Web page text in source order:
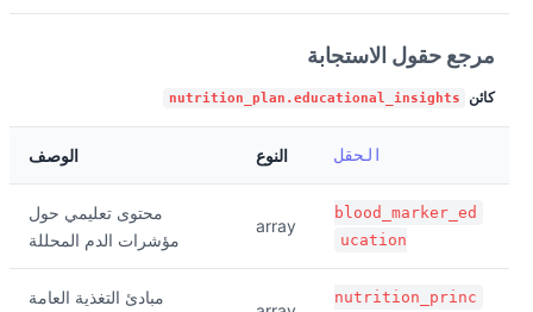
مرجع حقول الاستجابة
كائن nutrition_plan.educational_insights
الحقل النوع الوصف
blood_marker_ed
ucation
array
محتوى تعليمي حول
مؤشرات الدم المحللة
nutrition_princ
مبادئ التغذية العامة